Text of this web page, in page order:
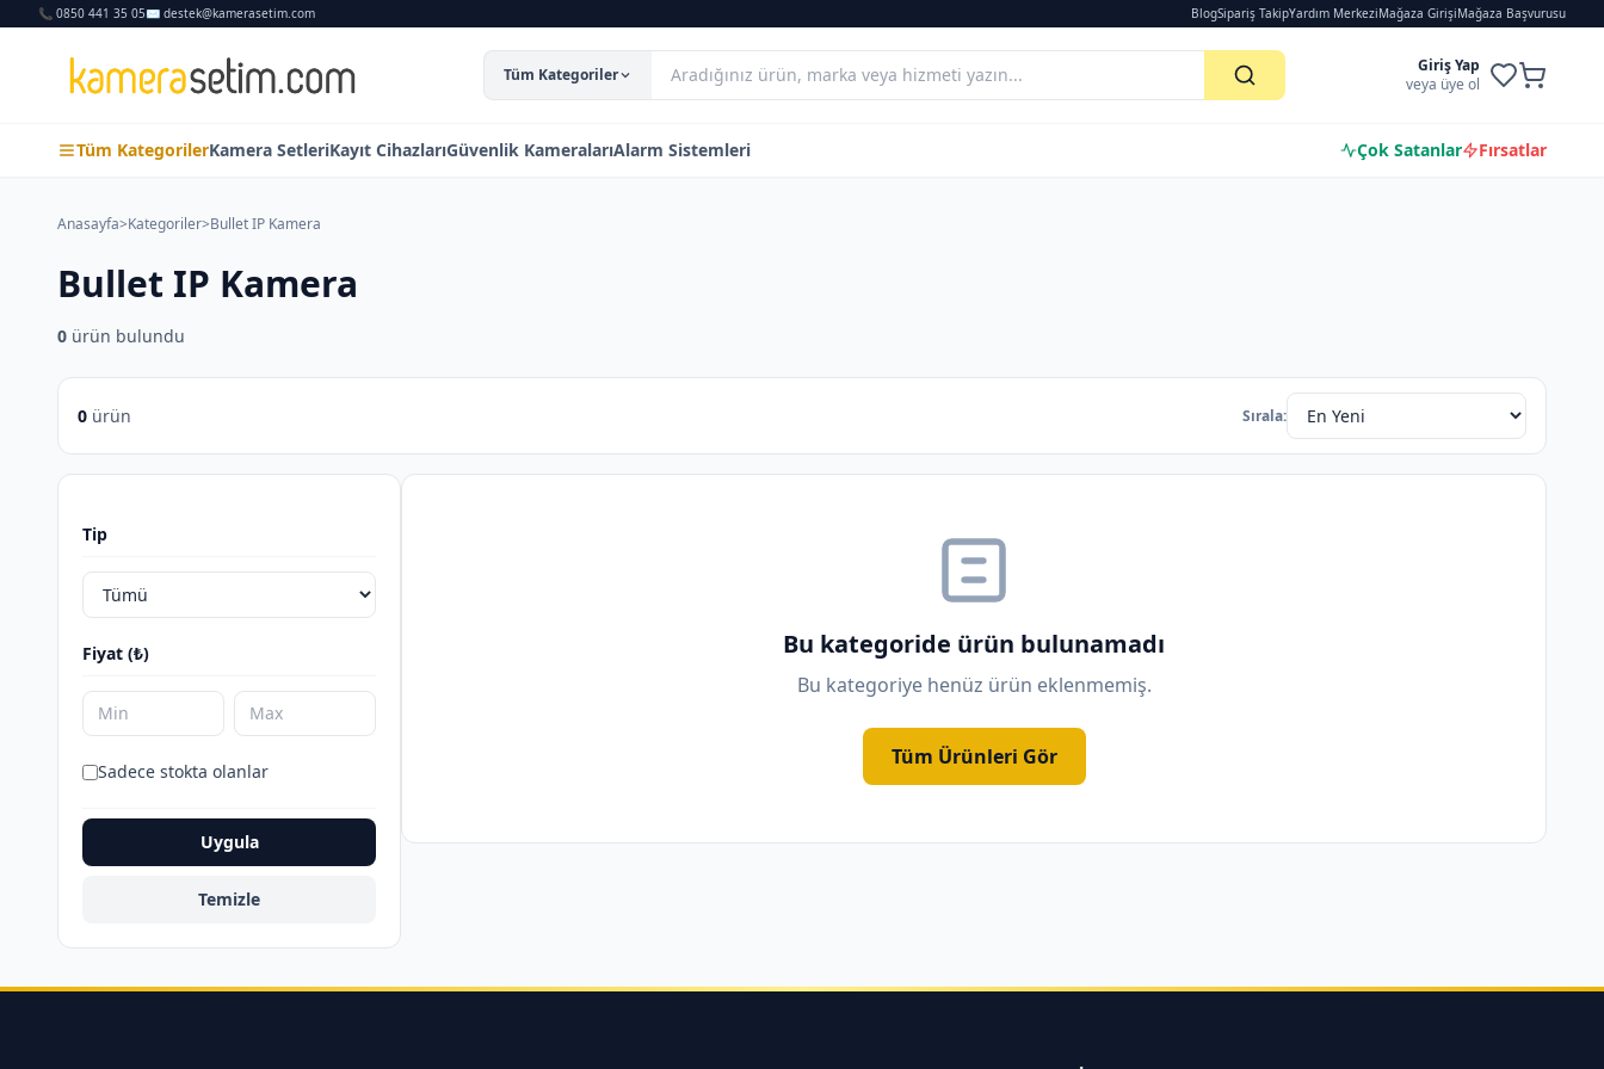
📞 0850 441 35 05✉️ destek@kamerasetim.com BlogSipariş TakipYardım MerkeziMağaza GirişiMağaza Başvurusu
Tüm Kategoriler
Giriş Yap
veya üye ol
Tüm KategorilerKamera SetleriKayıt CihazlarıGüvenlik KameralarıAlarm Sistemleri Çok Satanlar Fırsatlar
Anasayfa>Kategoriler>Bullet IP Kamera
Bullet IP Kamera
0 ürün bulundu
0 ürün Sırala:
Tip
Fiyat (₺)
Sadece stokta olanlar
Uygula
Temizle
Bu kategoride ürün bulunamadı
Bu kategoriye henüz ürün eklenmemiş.
Tüm Ürünleri Gör